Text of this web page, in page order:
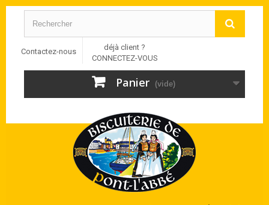
Contactez-nous
déjà client ?
CONNECTEZ-VOUS
Panier (vide)